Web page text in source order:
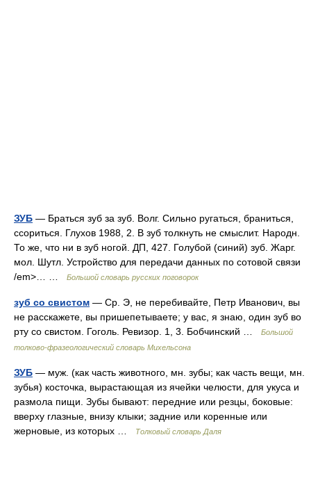
ЗУБ — Браться зуб за зуб. Волг. Сильно ругаться, браниться,
ссориться. Глухов 1988, 2. В зуб толкнуть не смыслит. Народн.
То же, что ни в зуб ногой. ДП, 427. Голубой (синий) зуб. Жарг.
мол. Шутл. Устройство для передачи данных по сотовой связи
/em>… …
Большой словарь русских поговорок
зуб со свистом — Ср. Э, не перебивайте, Петр Иванович, вы
не расскажете, вы пришепетываете; у вас, я знаю, один зуб во
рту со свистом. Гоголь. Ревизор. 1, 3. Бобчинский …
Большой
толково-фразеологический словарь Михельсона
ЗУБ — муж. (как часть животного, мн. зубы; как часть вещи, мн.
зубья) косточка, вырастающая из ячейки челюсти, для укуса и
размола пищи. Зубы бывают: передние или резцы, боковые:
вверху глазные, внизу клыки; задние или коренные или
жерновые, из которых …
Толковый словарь Даля